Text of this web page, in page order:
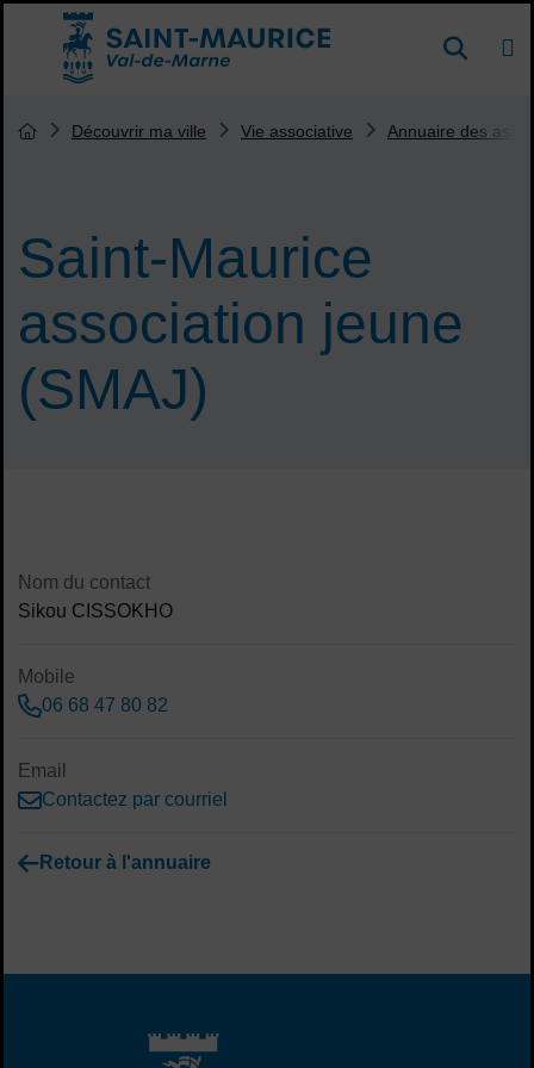
Menu de raccourcis
Accueil ville de Saint-Maurice DE
Saint-Maurice
association jeune
(SMAJ)
Vous êtes ici :
Page d'accueil du site
Découvrir ma ville Vie associative Annuaire des
Contenu de la fiche d'annuaire
Nom du contact
Sikou CISSOKHO
Mobile
06 68 47 80 82
Email
Contactez par courriel
Retour à l'annuaire